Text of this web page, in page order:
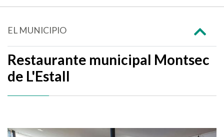
EL MUNICIPIO
Restaurante municipal Montsec
de L'Estall